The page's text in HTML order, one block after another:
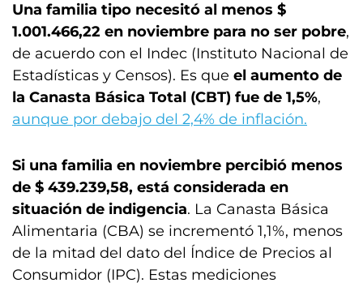
Una familia tipo necesitó al menos $
1.001.466,22 en noviembre para no ser pobre,
de acuerdo con el Indec (Instituto Nacional de
Estadísticas y Censos). Es que el aumento de
la Canasta Básica Total (CBT) fue de 1,5%,
aunque por debajo del 2,4% de inflación.
Si una familia en noviembre percibió menos
de $ 439.239,58, está considerada en
situación de indigencia. La Canasta Básica
Alimentaria (CBA) se incrementó 1,1%, menos
de la mitad del dato del Índice de Precios al
Consumidor (IPC). Estas mediciones